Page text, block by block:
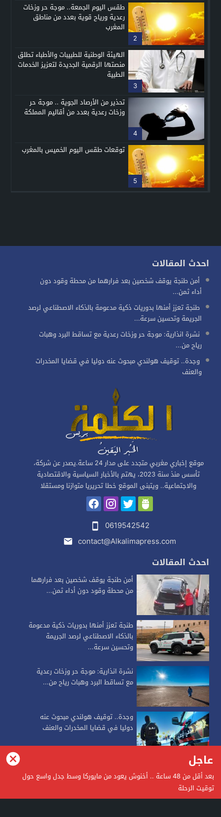
2
طقس اليوم الجمعة.. موجة حر وزخات
رعدية ورياح قوية بعدد من مناطق
المغرب
3
الهيئة الوطنية للطبيبات والأطباء تطلق
منصتها الرقمية الجديدة لتعزيز الخدمات
الطبية
4
تحذير من الأرصاد الجوية .. موجة حر
وزخات رعدية بعدد من أقاليم المملكة
5
توقعات طقس اليوم الخميس بالمغرب
احدث المقالات
أمن طنجة يوقف شخصين بعد فرارهما من محطة وقود دون
أداء ثمن...
طنجة تعزز أمنها بدوريات ذكية مدعومة بالذكاء الاصطناعي لرصد
الجريمة وتحسين سرعة...
نشرة انذارية: موجة حر وزخات رعدية مع تساقط البرد وهبات
رياح من...
وجدة.. توقيف هولندي مبحوث عنه دوليا في قضايا المخدرات
والعنف
موقع إخباري مغربي متجدد على مدار 24 ساعة.يصدر عن شركة،
تأسس منذ سنة 2023، يهتم بالأخبار السياسية والاقتصادية
والاجتماعية.. ويتبنى الموقع خطا تحريريا متوازنا ومستقلا
0619542542
contact@Alkalimapress.com
احدث المقالات
أمن طنجة يوقف شخصين بعد فرارهما
من محطة وقود دون أداء ثمن...
طنجة تعزز أمنها بدوريات ذكية مدعومة
بالذكاء الاصطناعي لرصد الجريمة
وتحسين سرعة...
نشرة انذارية: موجة حر وزخات رعدية
مع تساقط البرد وهبات رياح من...
وجدة.. توقيف هولندي مبحوث عنه
دوليا في قضايا المخدرات والعنف
alkalimapress
عاجل
بعد أقل من 48 ساعة .. أخنوش يعود من مايوركا وسط جدل واسع حول
توقيت الرحلة